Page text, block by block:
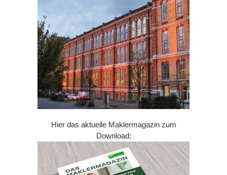
Hier das aktuelle Maklermagazin zum
Download: